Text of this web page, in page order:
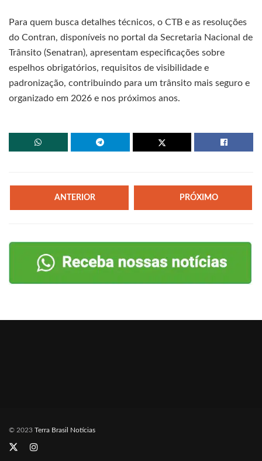
Para quem busca detalhes técnicos, o CTB e as resoluções
do Contran, disponíveis no portal da Secretaria Nacional de
Trânsito (Senatran), apresentam especificações sobre
espelhos obrigatórios, requisitos de visibilidade e
padronização, contribuindo para um trânsito mais seguro e
organizado em 2026 e nos próximos anos.
ANTERIOR PRÓXIMO
© 2023 Terra Brasil Notícias